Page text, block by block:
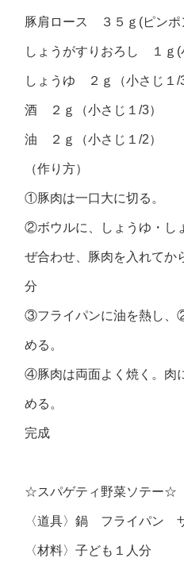
豚肩ロース ３５ｇ(ピンポ
しょうがすりおろし １ｇ(
しょうゆ ２ｇ（小さじ１/3
酒 ２ｇ（小さじ１/3）
油 ２ｇ（小さじ１/2）
（作り方）
①豚肉は一口大に切る。
②ボウルに、しょうゆ・し
ぜ合わせ、豚肉を入れて
分
③フライパンに油を熱し、
める。
④豚肉は両面よく焼く。肉
める。
完成
☆スパゲティ野菜ソテー☆
〈道具〉鍋 フライパン
〈材料〉子ども１人分